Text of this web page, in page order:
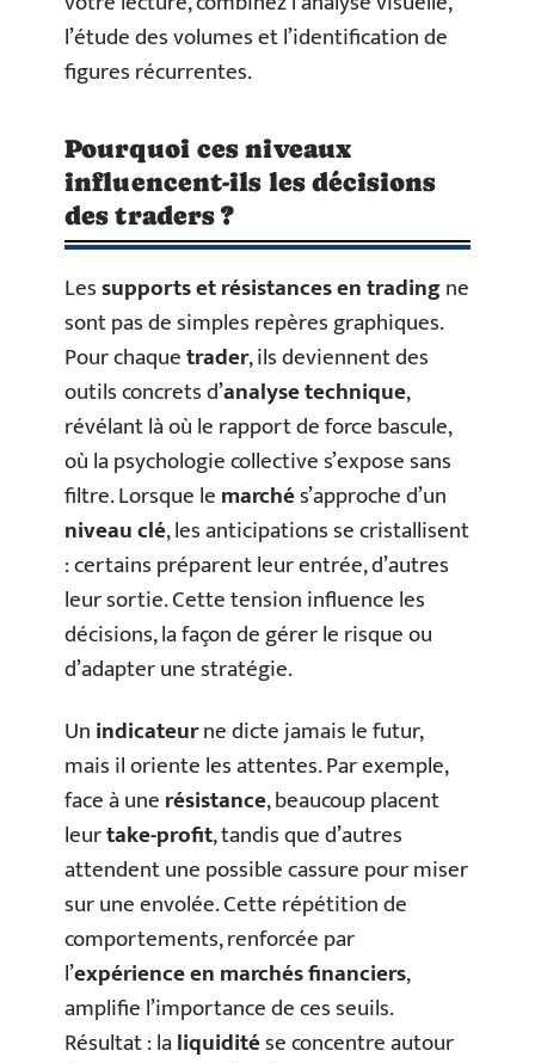
l’étude des volumes et l’identification de
figures récurrentes.
Pourquoi ces niveaux
influencent-ils les décisions
des traders ?
Lessupports et résistances en tradingne
sont pas de simples repères graphiques.
Pour chaquetrader, ils deviennent des
outils concrets d’analyse technique,
révélant là où le rapport de force bascule,
où la psychologie collective s’expose sans
filtre. Lorsque lemarchés’approche d’un
niveau clé, les anticipations se cristallisent
: certains préparent leur entrée, d’autres
leur sortie. Cette tension influence les
décisions, la façon de gérer le risque ou
d’adapter une stratégie.
Unindicateurne dicte jamais le futur,
mais il oriente les attentes. Par exemple,
face à unerésistance, beaucoup placent
leurtake-profit, tandis que d’autres
attendent une possible cassure pour miser
sur une envolée. Cette répétition de
comportements, renforcée par
l’expérience en marchés financiers,
amplifie l’importance de ces seuils.
Résultat : laliquiditése concentre autour